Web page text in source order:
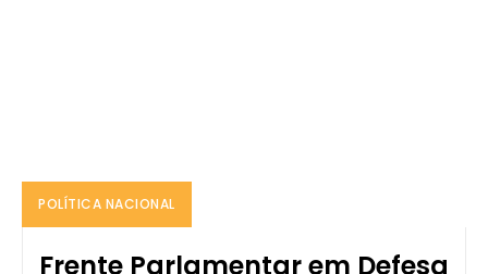
POLÍTICA NACIONAL
Frente Parlamentar em Defesa